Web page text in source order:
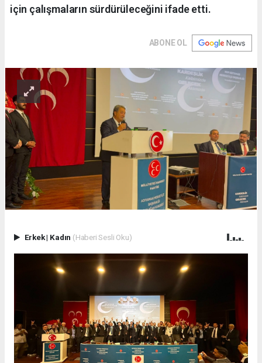
için çalışmaların sürdürüleceğini ifade etti.
ABONE OL
Erkek| Kadın (Haberi Sesli Oku)